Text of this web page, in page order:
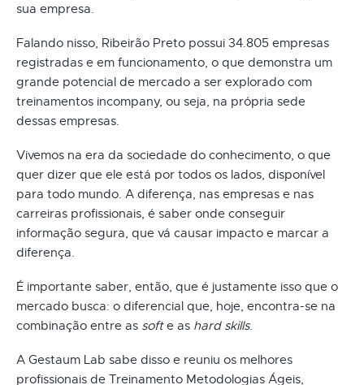
sua empresa.
Falando nisso, Ribeirão Preto possui 34.805 empresas
registradas e em funcionamento, o que demonstra um
grande potencial de mercado a ser explorado com
treinamentos incompany, ou seja, na própria sede
dessas empresas.
Vivemos na era da sociedade do conhecimento, o que
quer dizer que ele está por todos os lados, disponível
para todo mundo. A diferença, nas empresas e nas
carreiras profissionais, é saber onde conseguir
informação segura, que vá causar impacto e marcar a
diferença.
É importante saber, então, que é justamente isso que o
mercado busca: o diferencial que, hoje, encontra-se na
combinação entre as softe as hard skills.
A Gestaum Lab sabe disso e reuniu os melhores
profissionais de Treinamento Metodologias Ágeis,